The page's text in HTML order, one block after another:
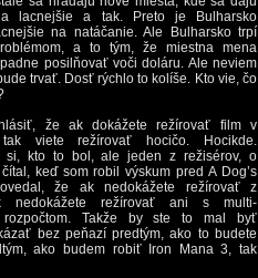
lacnejšie a tak. Preto je Bulharsko
na natáčanie. Ale Bulharsko trpí
a to tým, že miestna mena
posilňovať voči doláru. Ale neviem
trvať. Dosť rýchlo to kolíše. Kto vie, čo
že ak dokážete režírovať film v
tak viete režírovať hocičo. Hocikde.
si, kto to bol, ale jeden z režisérov, o
keď som robil výskum pred A Dog’s
že ak nedokážete režírovať z
nedokážete režírovať ani s multi-
rozpočtom. Takže by ste to mal byť
bez peňazí predtým, ako to budete
ako budem robiť Iron Mana 3, tak